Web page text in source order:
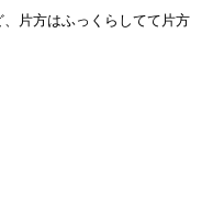
、片方はふっくらしてて片方